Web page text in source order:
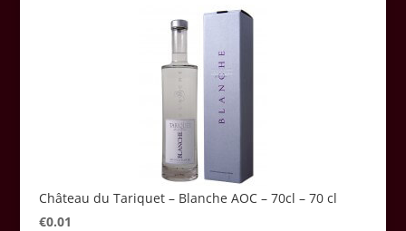
Château du Tariquet – Blanche AOC – 70cl – 70 cl
€0.01